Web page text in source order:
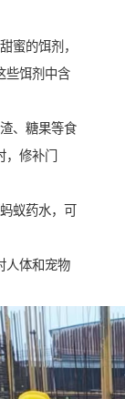
蜜的饵剂，
些饵剂中含
、糖果等食
修补门
蚁药水，可
人体和宠物